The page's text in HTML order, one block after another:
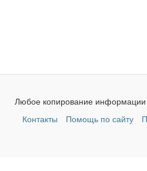
Любое копирование информации
Контакты
Помощь по сайту